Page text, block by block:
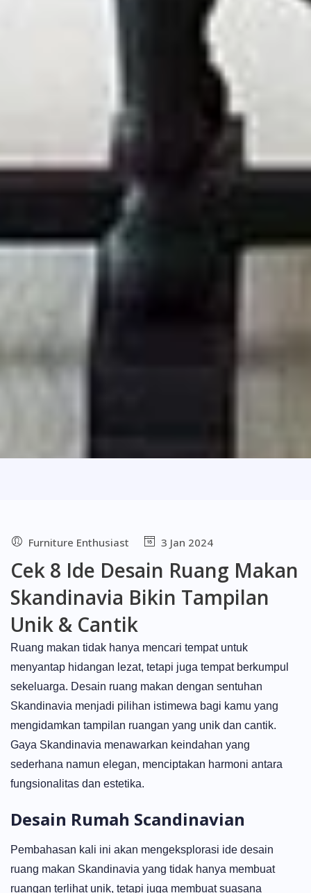
Furniture Enthusiast 3 Jan 2024
Cek 8 Ide Desain Ruang Makan
Skandinavia Bikin Tampilan
Unik & Cantik
Ruang makan tidak hanya mencari tempat untuk
menyantap hidangan lezat, tetapi juga tempat berkumpul
sekeluarga. Desain ruang makan dengan sentuhan
Skandinavia menjadi pilihan istimewa bagi kamu yang
mengidamkan tampilan ruangan yang unik dan cantik.
Gaya Skandinavia menawarkan keindahan yang
sederhana namun elegan, menciptakan harmoni antara
fungsionalitas dan estetika.
Desain Rumah Scandinavian
Pembahasan kali ini akan mengeksplorasi ide desain
ruang makan Skandinavia yang tidak hanya membuat
ruangan terlihat unik, tetapi juga membuat suasana